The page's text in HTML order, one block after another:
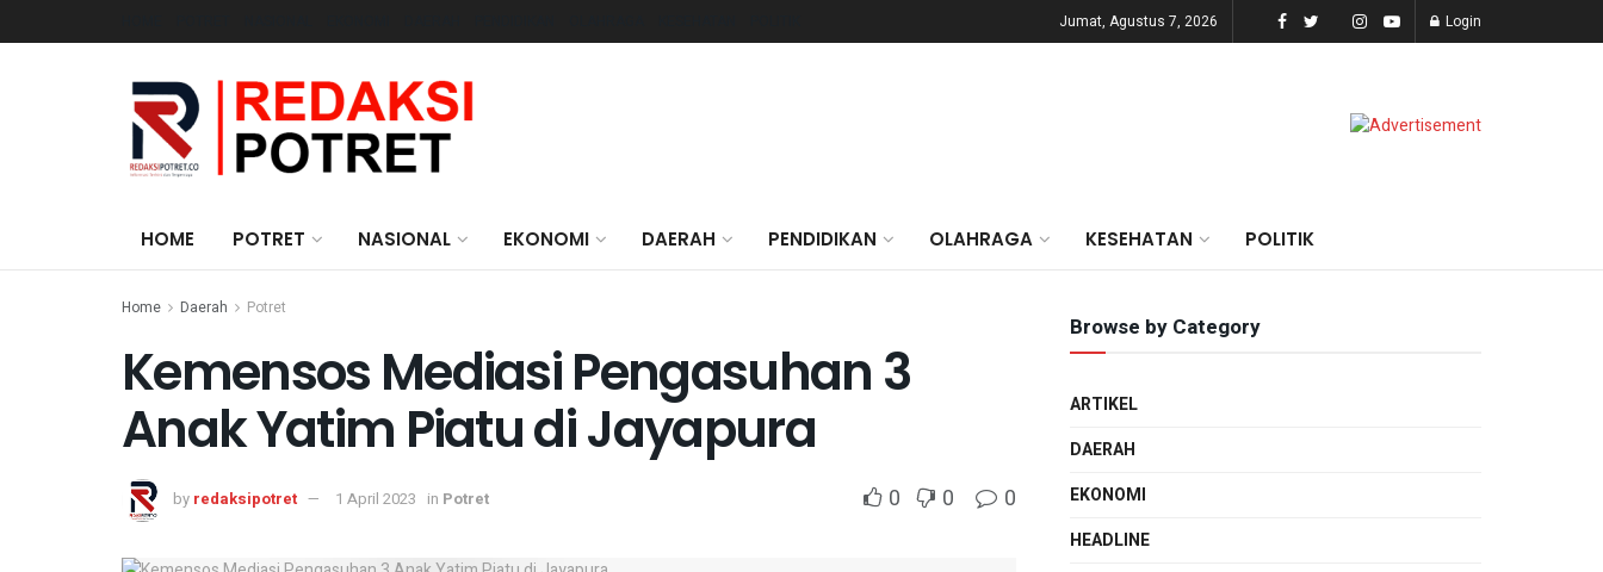
Jumat, Agustus 7, 2026 Login
HOME POTRET NASIONAL EKONOMI DAERAH PENDIDIKAN OLAHRAGA KESEHATAN POLITIK
Home Daerah Potret
Kemensos Mediasi Pengasuhan 3
Anak Yatim Piatu di Jayapura
by redaksipotret 1 April 2023 in Potret 0 0 0
Browse by Category
ARTIKEL
DAERAH
EKONOMI
HEADLINE